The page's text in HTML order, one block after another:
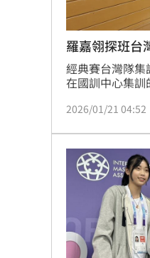
理想混蛋
羅嘉翎探班
經典賽台灣隊
在國訓中心集
昌一起看《冠軍
給球員簽名。
2026/01/21 04:52